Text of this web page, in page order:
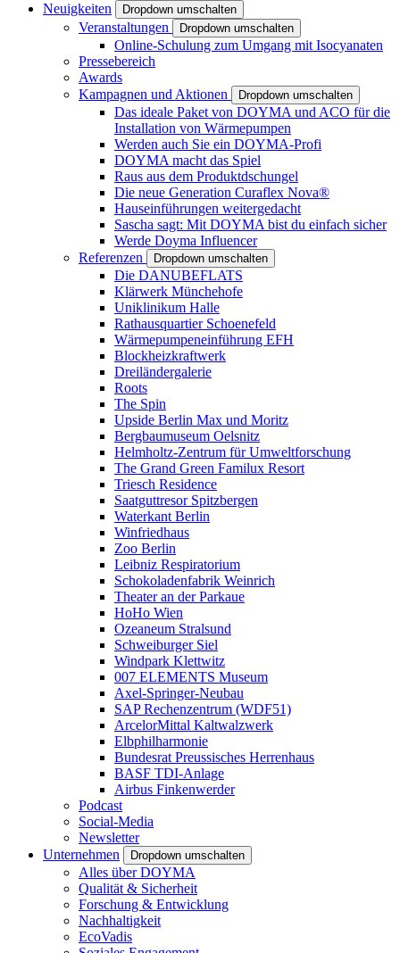
Neuigkeiten
Dropdown umschalten
Veranstaltungen Dropdown umschalten
Online-Schulung zum Umgang mit Isocyanaten
Pressebereich
Awards
Kampagnen und Aktionen
Dropdown umschalten
Das ideale Paket von DOYMA und ACO für die
Installation von Wärmepumpen
Werden auch Sie ein DOYMA-Profi
DOYMA macht das Spiel
Raus aus dem Produktdschungel
Die neue Generation Curaflex Nova®
Hauseinführungen weitergedacht
Sascha sagt: Mit DOYMA bist du einfach sicher
Werde Doyma Influencer
Referenzen
Dropdown umschalten
Die DANUBEFLATS
Klärwerk Münchehofe
Uniklinikum Halle
Rathausquartier Schoenefeld
Wärmepumpeneinführung EFH
Blockheizkraftwerk
Dreiländergalerie
Roots
The Spin
Upside Berlin Max und Moritz
Bergbaumuseum Oelsnitz
Helmholtz-Zentrum für Umweltforschung
The Grand Green Familux Resort
Triesch Residence
Saatguttresor Spitzbergen
Waterkant Berlin
Winfriedhaus
Zoo Berlin
Leibniz Respiratorium
Schokoladenfabrik Weinrich
Theater an der Parkaue
HoHo Wien
Ozeaneum Stralsund
Schweiburger Siel
Windpark Klettwitz
007 ELEMENTS Museum
Axel-Springer-Neubau
SAP Rechenzentrum (WDF51)
ArcelorMittal Kaltwalzwerk
Elbphilharmonie
Bundesrat Preussisches Herrenhaus
BASF TDI-Anlage
Airbus Finkenwerder
Podcast
Social-Media
Newsletter
Unternehmen
Dropdown umschalten
Alles über DOYMA
Qualität & Sicherheit
Forschung & Entwicklung
Nachhaltigkeit
EcoVadis